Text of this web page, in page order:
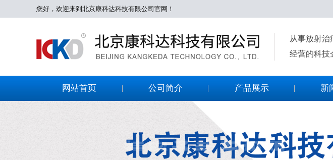
您好，欢迎来到北京康科达科技有限公司官网！
从事放射治
经营的科技
网站首页 公司简介 产品展示 新